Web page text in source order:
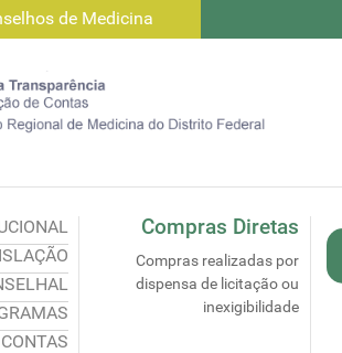
de Medicina
Compras Diretas
Compras realizadas por
dispensa de licitação ou
inexigibilidade